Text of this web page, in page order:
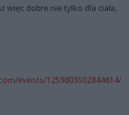
więc dobre nie tylko dla ciała,
events/1259803502844614/